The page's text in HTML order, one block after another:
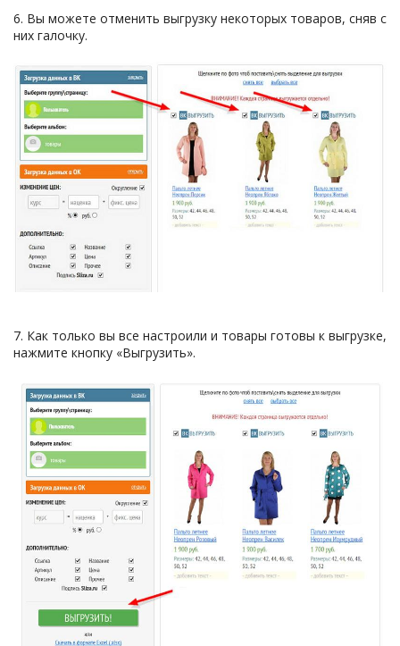
6. Вы можете отменить выгрузку некоторых товаров, сняв с
них галочку.
7. Как только вы все настроили и товары готовы к выгрузке,
нажмите кнопку «Выгрузить».